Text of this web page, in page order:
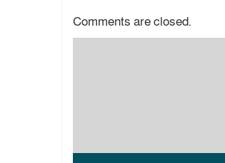
Comments are closed.